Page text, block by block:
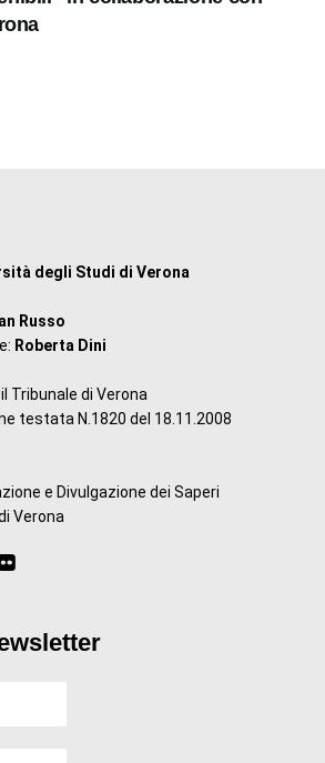
degli Studi di Verona
Russo
Roberta Dini
Tribunale di Verona
testata N.1820 del 18.11.2008
e Divulgazione dei Saperi
Verona